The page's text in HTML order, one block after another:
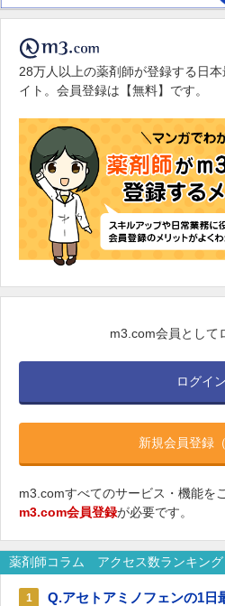
28万人以上の薬剤師が登録する日
イト。会員登録は【無料】です。
m3.com会員として
ログイン
新規会員登録（
m3.comすべてのサービス・機能を
m3.com会員登録が必要です。
薬剤師コラム アクセス数ランキング
1 Q.アセトアミノフェンの1日